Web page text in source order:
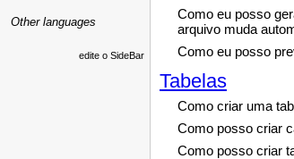
Other languages
edite o SideBar
Como eu posso
arquivo muda
Como eu posso
Tabelas
Como criar uma
Como posso criar
Como posso criar